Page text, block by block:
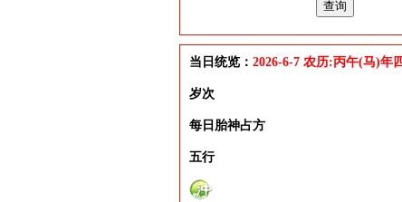
当日统览： 2026-6-7 农历:丙午(马)年
岁次
每日胎神占方
五行